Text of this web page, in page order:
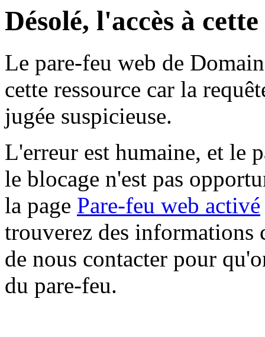
Désolé, l'accès à
Le pare-feu web de
cette ressource car la
jugée suspicieuse.
L'erreur est humaine, et le
le blocage n'est pas
la page Pare-feu web activé
trouverez des informations
de nous contacter pour
du pare-feu.